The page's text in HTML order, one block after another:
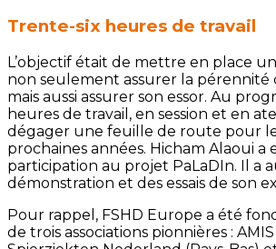
Trente-six heures de travail
L’objectif était de mettre en place
non seulement assurer la pérennité
mais aussi assurer son essor. Au
heures de travail, en session et en
dégager une feuille de route pour
prochaines années. Hicham Alaoui a
participation au projet PaLaDIn. Il a
démonstration et des essais de son
Pour rappel, FSHD Europe a été
de trois associations pionnières :